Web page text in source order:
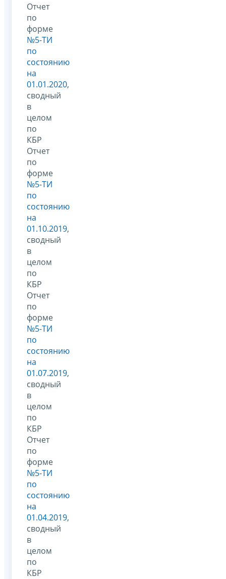
Отчет
по
форме
№5-ТИ
по
состоянию
на
01.01.2020,
сводный
в
целом
по
КБР
Отчет
по
форме
№5-ТИ
по
состоянию
на
01.10.2019,
сводный
в
целом
по
КБР
Отчет
по
форме
№5-ТИ
по
состоянию
на
01.07.2019,
сводный
в
целом
по
КБР
Отчет
по
форме
№5-ТИ
по
состоянию
на
01.04.2019,
сводный
в
целом
по
КБР